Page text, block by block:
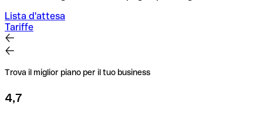
Lista d'attesa
Tariffe
Trova il miglior piano per il tuo business
4,7